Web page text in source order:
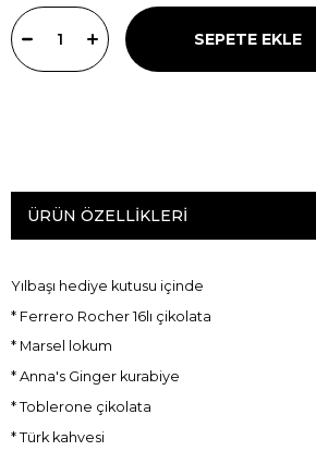
ÜRÜN ÖZELLIKLERI
Yılbaşı hediye kutusu içinde
* Ferrero Rocher 16lı çikolata
* Marsel lokum
* Anna's Ginger kurabiye
* Toblerone çikolata
* Türk kahvesi